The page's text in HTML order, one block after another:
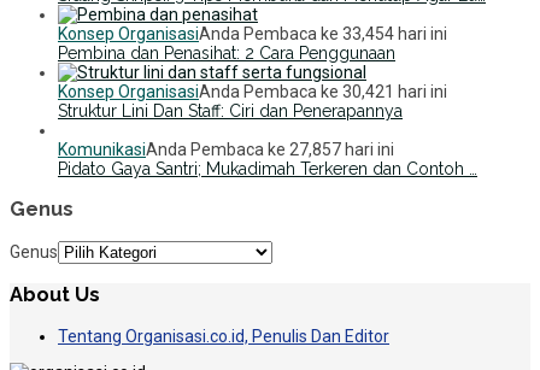
Konsep OrganisasiAnda Pembaca ke 33,454 hari ini
Pembina dan Penasihat: 2 Cara Penggunaan
Konsep OrganisasiAnda Pembaca ke 30,421 hari ini
Struktur Lini Dan Staff: Ciri dan Penerapannya
KomunikasiAnda Pembaca ke 27,857 hari ini
Pidato Gaya Santri; Mukadimah Terkeren dan Contoh …
Genus
Genus
About Us
Tentang Organisasi.co.id, Penulis Dan Editor